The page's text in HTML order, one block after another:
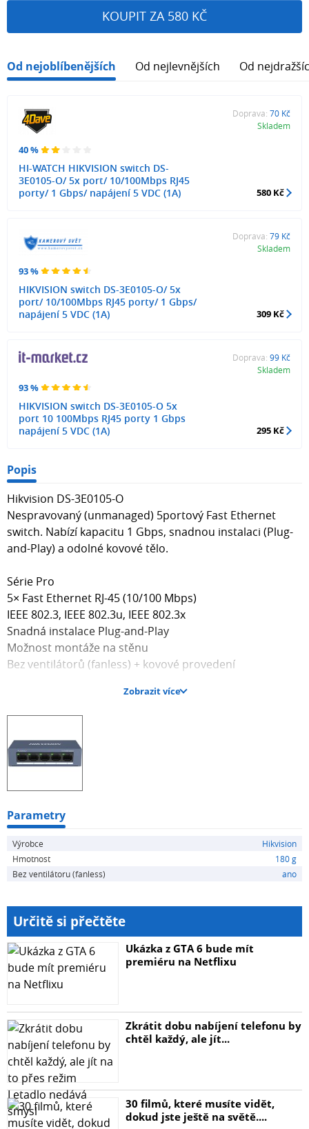
KOUPIT ZA 580 KČ
Od nejoblíbenějších Od nejlevnějších Od
40 %
HI-WATCH HIKVISION switch DS-
3E0105-O/ 5x port/ 10/100Mbps RJ45
porty/ 1 Gbps/ napájení 5 VDC (1A)
Doprava: 70 Kč
Skladem
580 Kč
93 %
HIKVISION switch DS-3E0105-O/ 5x
port/ 10/100Mbps RJ45 porty/ 1 Gbps/
napájení 5 VDC (1A)
Doprava: 79 Kč
Skladem
309 Kč
93 %
HIKVISION switch DS-3E0105-O 5x
port 10 100Mbps RJ45 porty 1 Gbps
napájení 5 VDC (1A)
Doprava: 99 Kč
Skladem
295 Kč
Popis
Hikvision DS-3E0105-O
Nespravovaný (unmanaged) 5portový Fast Ethernet
switch. Nabízí kapacitu 1 Gbps, snadnou instalaci (Plug-
and-Play) a odolné kovové tělo.
Série Pro
5× Fast Ethernet RJ-45 (10/100 Mbps)
IEEE 802.3, IEEE 802.3u, IEEE 802.3x
Snadná instalace Plug-and-Play
Možnost montáže na stěnu
Bez ventilátorů (fanless) + kovové provedení
ZÁKLADNÍ SPECIFIKACE
Porty: 5× 10/100 Mb/s RJ-45
Rychlost směrování: 0,744 Mpps
PoE: ne
Rozměry: 103,05 × 61,1 × 25,6 mm
Hmotnost: 0,15 kg
Zobrazit více
Parametry
Výrobce
Hikvision
Hmotnost
180 g
Bez ventilátoru (fanless)
ano
Určitě si přečtěte
Ukázka z GTA 6 bude mít
premiéru na Netflixu
Zkrátit dobu nabíjení telefonu by
chtěl každý, ale jít...
30 filmů, které musíte vidět,
dokud jste ještě na světě....